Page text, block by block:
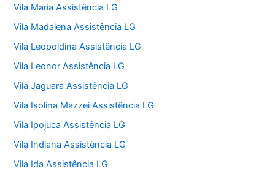
Vila Maria Assistência LG
Vila Madalena Assistência LG
Vila Leopoldina Assistência LG
Vila Leonor Assistência LG
Vila Jaguara Assistência LG
Vila Isolina Mazzei Assistência LG
Vila Ipojuca Assistência LG
Vila Indiana Assistência LG
Vila Ida Assistência LG